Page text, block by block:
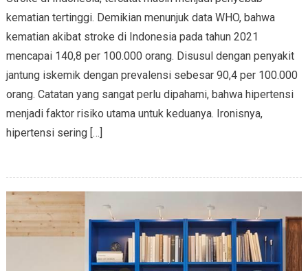
kematian tertinggi. Demikian menunjuk data WHO, bahwa
kematian akibat stroke di Indonesia pada tahun 2021
mencapai 140,8 per 100.000 orang. Disusul dengan penyakit
jantung iskemik dengan prevalensi sebesar 90,4 per 100.000
orang. Catatan yang sangat perlu dipahami, bahwa hipertensi
menjadi faktor risiko utama untuk keduanya. Ironisnya,
hipertensi sering […]